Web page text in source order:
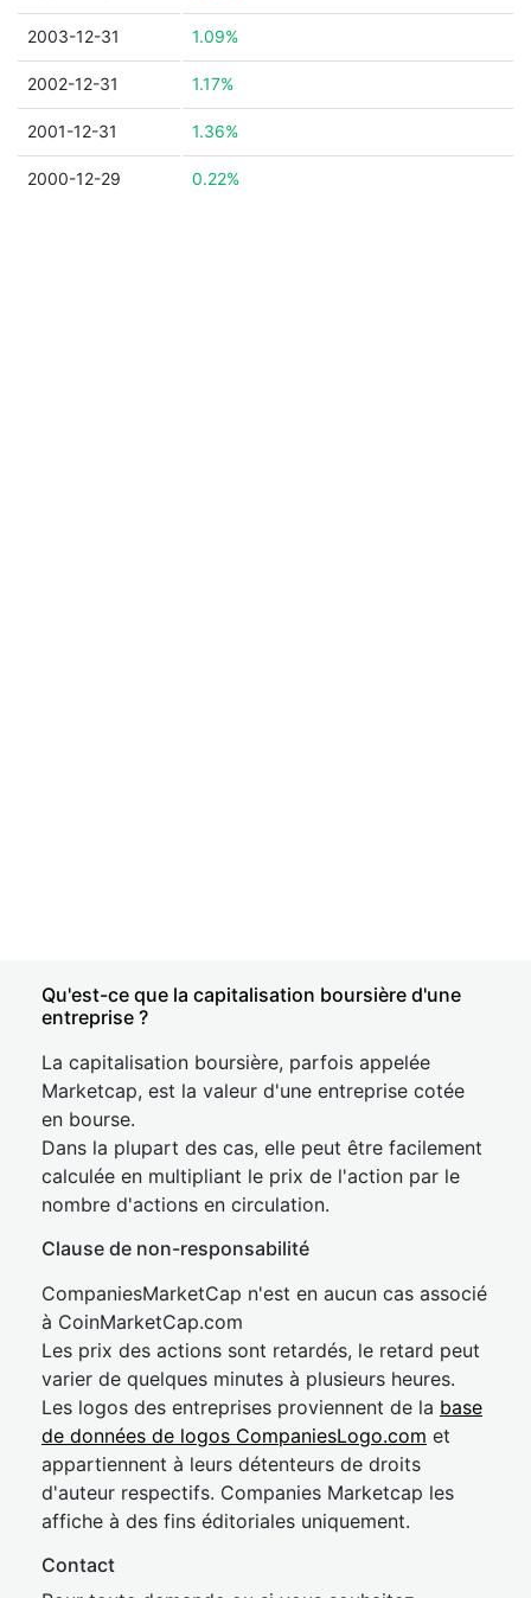
2003-12-31 1.09%
2002-12-31 1.17%
2001-12-31 1.36%
2000-12-29 0.22%
Qu'est-ce que la capitalisation boursière d'une
entreprise ?
La capitalisation boursière, parfois appelée
Marketcap, est la valeur d'une entreprise cotée
en bourse.
Dans la plupart des cas, elle peut être facilement
calculée en multipliant le prix de l'action par le
nombre d'actions en circulation.
Clause de non-responsabilité
CompaniesMarketCap n'est en aucun cas associé
à CoinMarketCap.com
Les prix des actions sont retardés, le retard peut
varier de quelques minutes à plusieurs heures.
Les logos des entreprises proviennent de la base
de données de logos CompaniesLogo.com et
appartiennent à leurs détenteurs de droits
d'auteur respectifs. Companies Marketcap les
affiche à des fins éditoriales uniquement.
Contact